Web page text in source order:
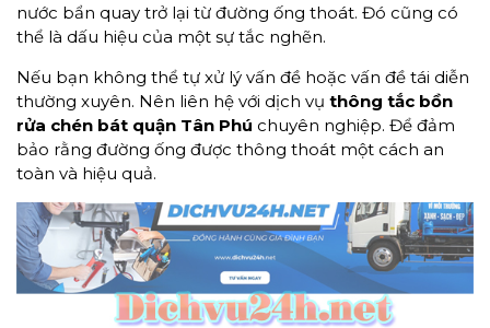
nước bẩn quay trở lại từ đường ống thoát. Đó cũng có
thể là dấu hiệu của một sự tắc nghẽn.
Nếu bạn không thể tự xử lý vấn đề hoặc vấn đề tái diễn
thường xuyên. Nên liên hệ với dịch vụ thông tắc bồn
rửa chén bát quận Tân Phú chuyên nghiệp. Để đảm
bảo rằng đường ống được thông thoát một cách an
toàn và hiệu quả.